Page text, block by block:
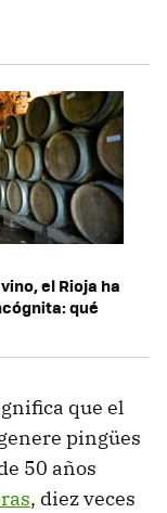
el Rioja ha
qué
que el
pingües
50 años
, diez veces